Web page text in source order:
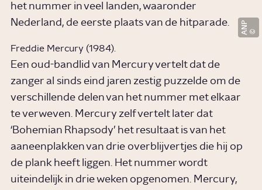
het nummer in veel landen, waaronder
Nederland, de eerste plaats van de hitparade.
ANP
Freddie Mercury (1984).
Een oud-bandlid van Mercury vertelt dat de
zanger al sinds eind jaren zestig puzzelde om de
verschillende delen van het nummer met elkaar
te verweven. Mercury zelf vertelt later dat
‘Bohemian Rhapsody’ het resultaat is van het
aaneenplakken van drie overblijvertjes die hij op
de plank heeft liggen. Het nummer wordt
uiteindelijk in drie weken opgenomen. Mercury,